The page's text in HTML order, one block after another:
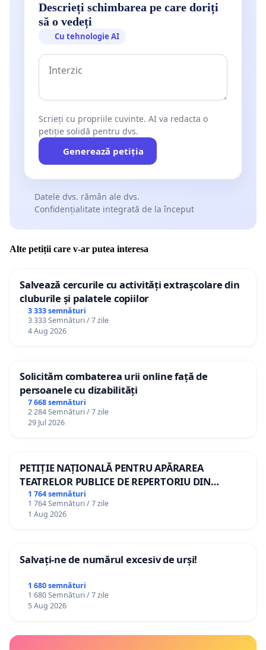
Descrieți schimbarea pe care doriți
să o vedeți
Cu tehnologie AI
Scrieți cu propriile cuvinte. AI va redacta o
petiție solidă pentru dvs.
Generează petiția
Datele dvs. rămân ale dvs.
Confidențialitate integrată de la început
Alte petiții care v-ar putea interesa
Salvează cercurile cu activități extrașcolare din
cluburile și palatele copiilor
3 333 semnături
3 333 Semnături / 7 zile
4 Aug 2026
Solicităm combaterea urii online față de
persoanele cu dizabilități
7 668 semnături
2 284 Semnături / 7 zile
29 Jul 2026
PETIȚIE NAȚIONALĂ PENTRU APĂRAREA
TEATRELOR PUBLICE DE REPERTORIU DIN
ROMÂNIA
1 764 semnături
1 764 Semnături / 7 zile
1 Aug 2026
Salvați-ne de numărul excesiv de urși!
1 680 semnături
1 680 Semnături / 7 zile
5 Aug 2026